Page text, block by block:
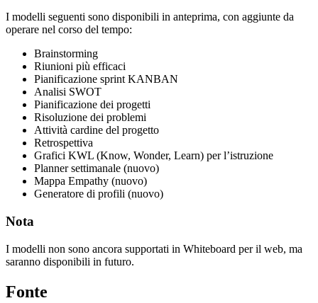
I modelli seguenti sono disponibili in anteprima, con aggiunte da
operare nel corso del tempo:
Brainstorming
Riunioni più efficaci
Pianificazione sprint KANBAN
Analisi SWOT
Pianificazione dei progetti
Risoluzione dei problemi
Attività cardine del progetto
Retrospettiva
Grafici KWL (Know, Wonder, Learn) per l’istruzione
Planner settimanale (nuovo)
Mappa Empathy (nuovo)
Generatore di profili (nuovo)
Nota
I modelli non sono ancora supportati in Whiteboard per il web, ma
saranno disponibili in futuro.
Fonte